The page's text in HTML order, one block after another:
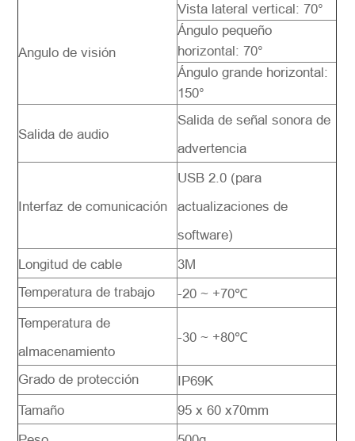
Angulo de visión
Vista lateral vertical: 70°
Ángulo pequeño
horizontal: 70°
Ángulo grande horizontal:
150°
Salida de audio
Salida de señal sonora de
advertencia
Interfaz de comunicación
USB 2.0 (para
actualizaciones de
software)
Longitud de cable
3M
Temperatura de trabajo
-20 ~ +70℃
Temperatura de
almacenamiento
-30 ~ +80℃
Grado de protección
IP69K
Tamaño
95 x 60 x70mm